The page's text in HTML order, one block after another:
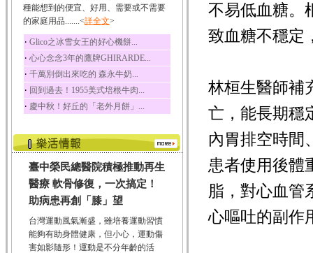
荔枝性質溫和所含的營
養素有醣類、檸檬酸...
五味子
五味子性質溫熱所含營
養成分有揮發油、檸...
草魚
草魚含有維生素A、維生
素C、及豐富的蛋白...
種能想到的便宜、好用、需要或不需要
的家庭用品.......<詳全文>
‧ Glico之冰雪女王的好心機餅...
‧ 心心念念3年的鷹牌GHIRARDE...
‧ 千萬別倒出來吃的 森永牛奶...
‧ 回到過去！1955美式培根牛肉...
‧ 慶中秋！好丘的「老外月餅」...
臺中榮民總醫院積極推動再生
醫療 軟骨修復，一次搞定！
助病患再創「膝」望
台灣運動風氣漸盛，雖培養運動習慣
能夠有助身體健康，但小心，運動傷
害如影隨形！運動是不分年齡的活
不易低血糖。
致血糖不穩定
林桓生醫師補
亡，能長期穩
內胃排空時間
患者使用後體
脂，對心血管
心嘔吐的副作